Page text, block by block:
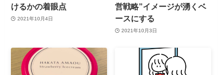
けるかの着眼点
2021年10月4日
営戦略”イメージが湧くベ
ースにする
2021年10月3日